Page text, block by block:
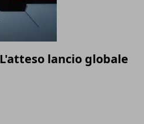
lancio globale